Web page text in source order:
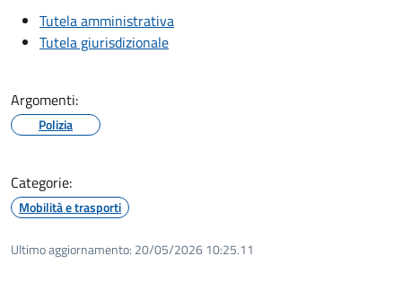
Tutela amministrativa
Tutela giurisdizionale
Argomenti:
Polizia
Categorie:
Mobilità e trasporti
Ultimo aggiornamento: 20/05/2026 10:25.11